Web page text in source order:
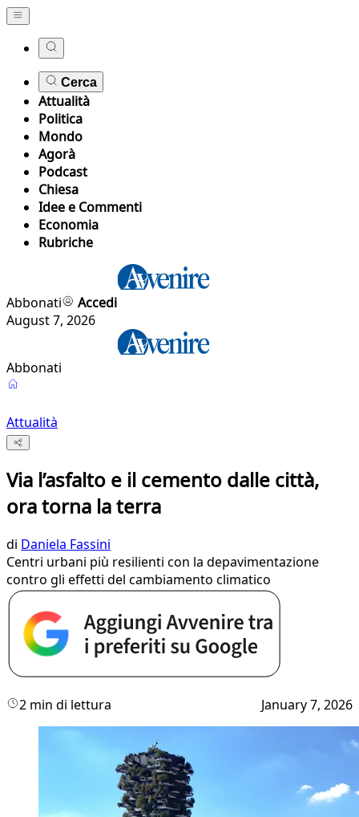
Cerca
Attualità
Politica
Mondo
Agorà
Podcast
Chiesa
Idee e Commenti
Economia
Rubriche
Abbonati
Accedi
August 7, 2026
Abbonati
Attualità
Via l’asfalto e il cemento dalle città,
ora torna la terra
di Daniela Fassini
Centri urbani più resilienti con la depavimentazione
contro gli effetti del cambiamento climatico
2 min di lettura January 7, 2026